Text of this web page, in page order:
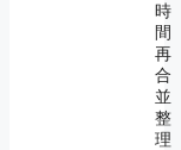
時
間
再
合
並
整
理